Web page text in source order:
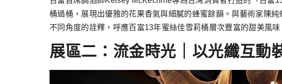
桶過桶，展現出優雅的花果香氣與細膩的蜂蜜餘韻。與藝術家陳
不同角度的詮釋，呼應百富13年蜜絲佳雪莉桶層次豐富的甜美風味
展區二：流金時光｜以光纖互動